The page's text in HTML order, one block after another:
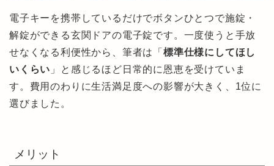
電子キーを携帯しているだけでボタンひとつで施錠・
解錠ができる玄関ドアの電子錠です。一度使うと手放
せなくなる利便性から、筆者は「 標準仕様にしてほし
いくらい 」と感じるほど日常的に恩恵を受けていま
す。費用のわりに生活満足度への影響が大きく、1位に
選びました。
メリット